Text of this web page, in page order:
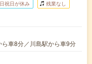
祝日が休み 残業なし
車8分／川島駅から車9分